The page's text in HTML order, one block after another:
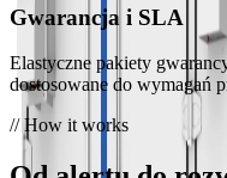
FAQ
Odpowiedzi na
produktów i usług.
Polityka prywatności
Gwarancja i SLA
Elastyczne pakiety
dostosowane do wymagań
// How it works